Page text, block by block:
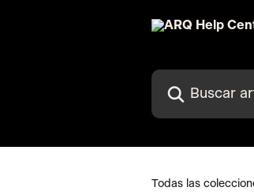
Buscar artículos...
Todas las